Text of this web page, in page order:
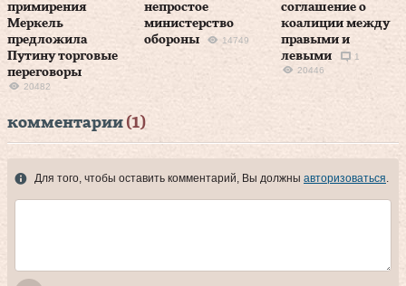
примирения
Меркель
предложила
Путину торговые
переговоры
20482
непростое
министерство
обороны
14749
соглашение о
коалиции между
правыми и
левыми
1
20446
комментарии (1)
Для того, чтобы оставить комментарий, Вы должны авторизоваться.